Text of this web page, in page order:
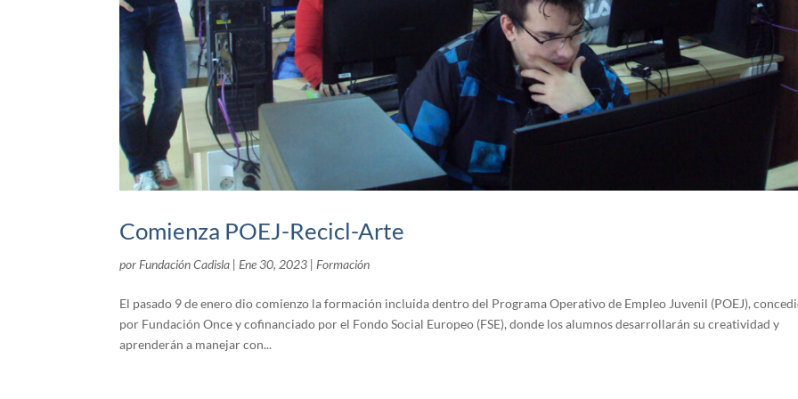
Comienza POEJ-Recicl-Arte
por Fundación Cadisla | Ene 30, 2023 | Formación
El pasado 9 de enero dio comienzo la formación incluida dentro del Programa Operativo de Empleo Juvenil (POEJ),
por Fundación Once y cofinanciado por el Fondo Social Europeo (FSE), donde los alumnos desarrollarán su creatividad y
aprenderán a manejar con...